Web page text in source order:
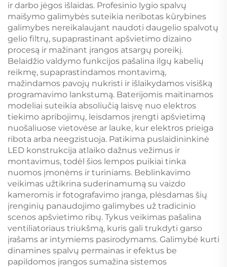
ir darbo jėgos išlaidas. Profesinio lygio spalvų
maišymo galimybės suteikia neribotas kūrybines
galimybes nereikalaujant naudoti daugelio spalvotų
gelio filtrų, supaprastinant apšvietimo dizaino
procesą ir mažinant įrangos atsargų poreikį.
Belaidžio valdymo funkcijos pašalina ilgų kabelių
reikmę, supaprastindamos montavimą,
mažindamos pavojų nukristi ir išlaikydamos visišką
programavimo lankstumą. Baterijomis maitinamos
modeliai suteikia absoliučią laisvę nuo elektros
tiekimo apribojimų, leisdamos įrengti apšvietimą
nuošaliuose vietovėse ar lauke, kur elektros prieiga
ribota arba neegzistuoja. Patikima puslaidininkinė
LED konstrukcija atlaiko dažnus vežimus ir
montavimus, todėl šios lempos puikiai tinka
nuomos įmonėms ir turiniams. Beblinkavimo
veikimas užtikrina suderinamumą su vaizdo
kameromis ir fotografavimo įranga, plėsdamas šių
įrenginių panaudojimo galimybes už tradicinio
scenos apšvietimo ribų. Tykus veikimas pašalina
ventiliatoriaus triukšmą, kuris gali trukdyti garso
įrašams ar intymiems pasirodymams. Galimybė kurti
dinamines spalvų permainas ir efektus be
papildomos įrangos sumažina sistemos